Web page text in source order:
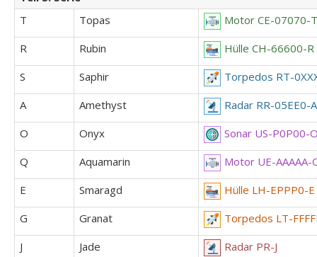
T
Topas
Motor CE-07070-T
R
Rubin
Hülle CH-66600-R
S
Saphir
Torpedos RT-
A
Amethyst
Radar RR-05EE0-A
O
Onyx
Sonar US-P0P00-
Q
Aquamarin
Motor UE-AAAAA-
E
Smaragd
Hülle LH-EPPP0-E
G
Granat
Torpedos LT-
J
Jade
Radar PR-J